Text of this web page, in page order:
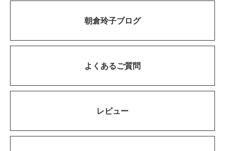
朝倉玲子ブログ
よくあるご質問
レビュー